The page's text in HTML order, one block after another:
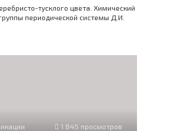
тусклого цвета. Химический
периодической системы Д.И.
1 845 просмотров